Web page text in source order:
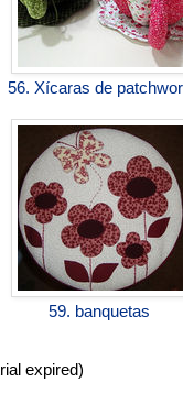
56. Xícaras de
59. banquetas
expired)